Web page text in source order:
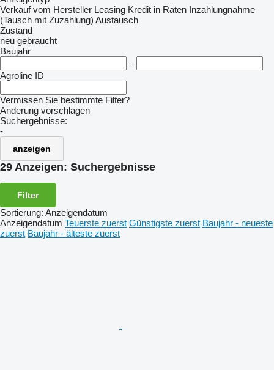
Verkauf vom Hersteller Leasing Kredit in Raten Inzahlungnahme
(Tausch mit Zuzahlung) Austausch
Zustand
neu gebraucht
Baujahr
–
Agroline ID
Vermissen Sie bestimmte Filter?
Änderung vorschlagen
Suchergebnisse:
-
anzeigen
29 Anzeigen: Suchergebnisse
Filter
Sortierung: Anzeigendatum
Anzeigendatum Teuerste zuerst Günstigste zuerst Baujahr - neueste
zuerst Baujahr - älteste zuerst